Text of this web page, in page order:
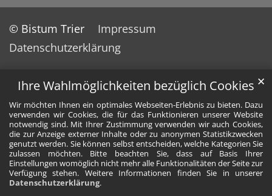
Ihre Wahlmöglichkeiten bezüglich Cookies
Wir möchten Ihnen ein optimales Webseiten-Erlebnis zu bieten. Dazu
verwenden wir Cookies, die für das Funktionieren unserer Website
notwendig sind. Mit Ihrer Zustimmung verwenden wir auch Cookies,
die zur Anzeige externer Inhalte oder zu anonymen Statistikzwecken
genutzt werden. Sie können selbst entscheiden, welche Kategorien Sie
zulassen möchten. Bitte beachten Sie, dass auf Basis Ihrer
Einstellungen womöglich nicht mehr alle Funktionalitäten der Seite zur
Verfügung stehen. Weitere Informationen finden Sie in unserer
Datenschutzerklärung.
✕
© Bistum Trier
Impressum
Datenschutzerklärung